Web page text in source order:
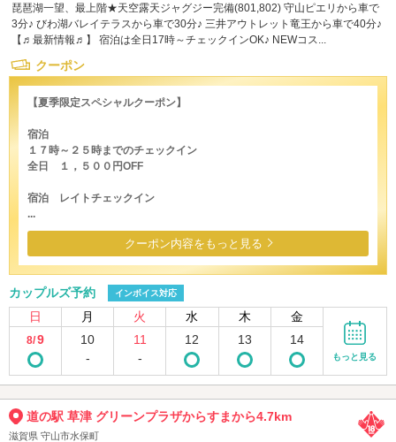
琵琶湖一望、最上階★天空露天ジャグジー完備(801,802) 守山ピエリから車で
3分♪ びわ湖バレイテラスから車で30分♪ 三井アウトレット竜王から車で40分♪
【♬最新情報♬】 宿泊は全日17時～チェックインOK♪ NEWコス...
クーポン
【夏季限定スペシャルクーポン】
宿泊
１７時～２５時までのチェックイン
全日 １，５００円OFF
宿泊 レイトチェックイン
...
クーポン内容をもっと見る
カップルズ予約 インボイス対応
日 月 火 水 木 金
8/9
10
-
11
-
12 13 14
もっと見る
道の駅 草津 グリーンプラザからすまから4.7km
滋賀県 守山市水保町